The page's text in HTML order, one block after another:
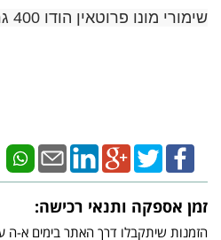
שימורי מונו פרוטאין הודו 400 גרם מזון מלא לכלב
זמן אספקה ותנאי רכישה: